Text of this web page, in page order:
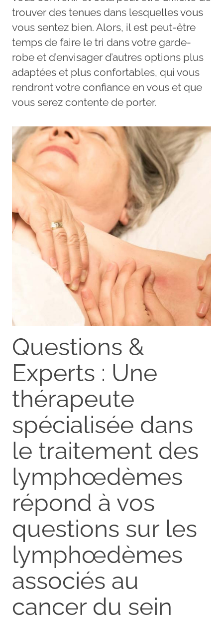
trouver des tenues dans lesquelles vous
vous sentez bien. Alors, il est peut-être
temps de faire le tri dans votre garde-
robe et d’envisager d’autres options plus
adaptées et plus confortables, qui vous
rendront votre confiance en vous et que
vous serez contente de porter.
Questions &
Experts : Une
thérapeute
spécialisée dans
le traitement des
lymphœdèmes
répond à vos
questions sur les
lymphœdèmes
associés au
cancer du sein